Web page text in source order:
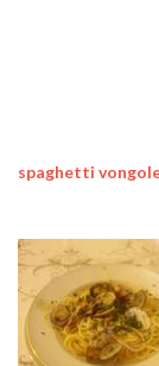
spaghetti